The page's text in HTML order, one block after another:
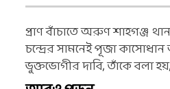
প্রাণ বাঁচাতে অরুণ শাহগঞ্জ
চন্দ্রের সামনেই পূজা
ভুক্তভোগীর দাবি, তাঁকে বলা